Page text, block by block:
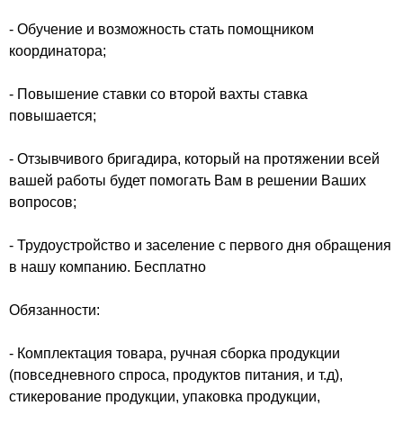
- Обучение и возможность стать помощником
координатора;
- Повышение ставки со второй вахты ставка
повышается;
- Отзывчивого бригадира, который на протяжении всей
вашей работы будет помогать Вам в решении Ваших
вопросов;
- Трудоустройство и заселение с первого дня обращения
в нашу компанию. Бесплатно
Обязанности:
- Комплектация товара, ручная сборка продукции
(повседневного спроса, продуктов питания, и т.д),
стикерование продукции, упаковка продукции,